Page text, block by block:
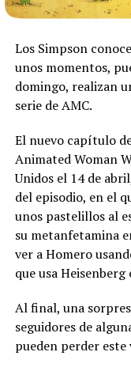
Los Simpson
unos momentos,
domingo, realizan
serie de AMC.
El nuevo capítulo
Animated Woman
Unidos el 14 de
del episodio, en el
unos pastelillos al
su metanfetamina
ver a Homero
que usa
Al final, una
seguidores de
pueden perder este